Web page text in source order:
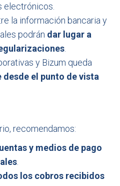
electrónicos.
la información bancaria y
podrán dar lugar a
y Bizum queda
el punto de vista
recomendamos:
y medios de pago
los cobros recibidos